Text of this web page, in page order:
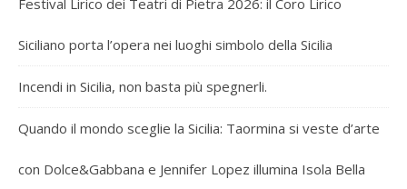
Siciliano porta l’opera nei luoghi simbolo della Sicilia
Incendi in Sicilia, non basta più spegnerli.
Quando il mondo sceglie la Sicilia: Taormina si veste d’arte
con Dolce&Gabbana e Jennifer Lopez illumina Isola Bella